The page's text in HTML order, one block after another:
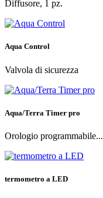
Diffusore, 1 pz.
Aqua Control
Valvola di sicurezza
Aqua/Terra Timer pro
Orologio programmabile...
termometro a LED